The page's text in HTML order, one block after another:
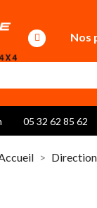
Nos
05 32 62 85 62
Direction